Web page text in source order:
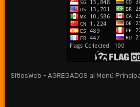
SitiosWeb - AGREGADOS al Menú